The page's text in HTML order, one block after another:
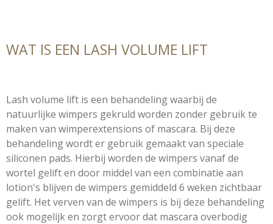
WAT IS EEN LASH VOLUME LIFT
Lash volume lift is een behandeling waarbij de
natuurlijke wimpers gekruld worden zonder gebruik te
maken van wimperextensions of mascara. Bij deze
behandeling wordt er gebruik gemaakt van speciale
siliconen pads. Hierbij worden de wimpers vanaf de
wortel gelift en door middel van een combinatie aan
lotion's blijven de wimpers gemiddeld 6 weken zichtbaar
gelift. Het verven van de wimpers is bij deze behandeling
ook mogelijk en zorgt ervoor dat mascara overbodig